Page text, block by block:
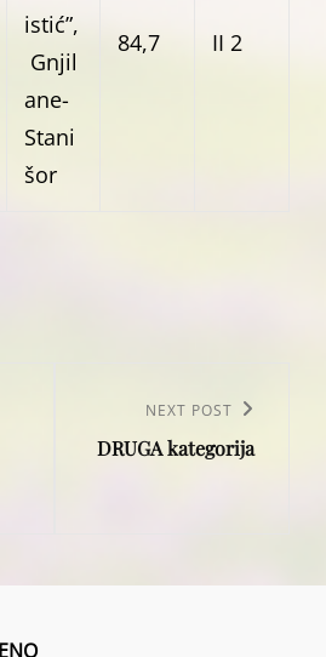
istić”,
Gnjil
ane-
Stani
šor
84,7 II 2
Post
NEXT POST
DRUGA kategorija